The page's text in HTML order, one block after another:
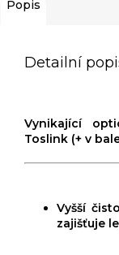
Popis
Detailní
Vynikající
Toslink (+ v
Vyšší
zajišťuje